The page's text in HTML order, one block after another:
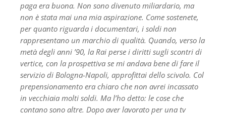
paga era buona. Non sono divenuto miliardario, ma
non è stata mai una mia aspirazione. Come sostenete,
per quanto riguarda i documentari, i soldi non
rappresentano un marchio di qualità. Quando, verso la
metà degli anni ’90, la Rai perse i diritti sugli scontri di
vertice, con la prospettiva se mi andava bene di fare il
servizio di Bologna-Napoli, approfittai dello scivolo. Col
prepensionamento era chiaro che non avrei incassato
in vecchiaia molti soldi. Ma l’ho detto: le cose che
contano sono altre. Dopo aver lavorato per una tv